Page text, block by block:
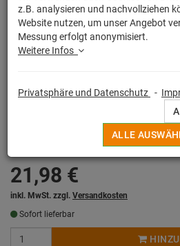
Egal ob witziger Spruch, buntes Motiv
Deine originellen Kissen werden in
Qualitätskontrollen hochwertig im
21,98 €
inkl. MwSt. zzgl. Versandkosten
Sofort lieferbar
z.B. analysieren und nachvollziehen
Website nutzen, um unser Angebot
Messung erfolgt anonymisiert.
Weitere Infos
Privatsphäre und Datenschutz -
ALLE